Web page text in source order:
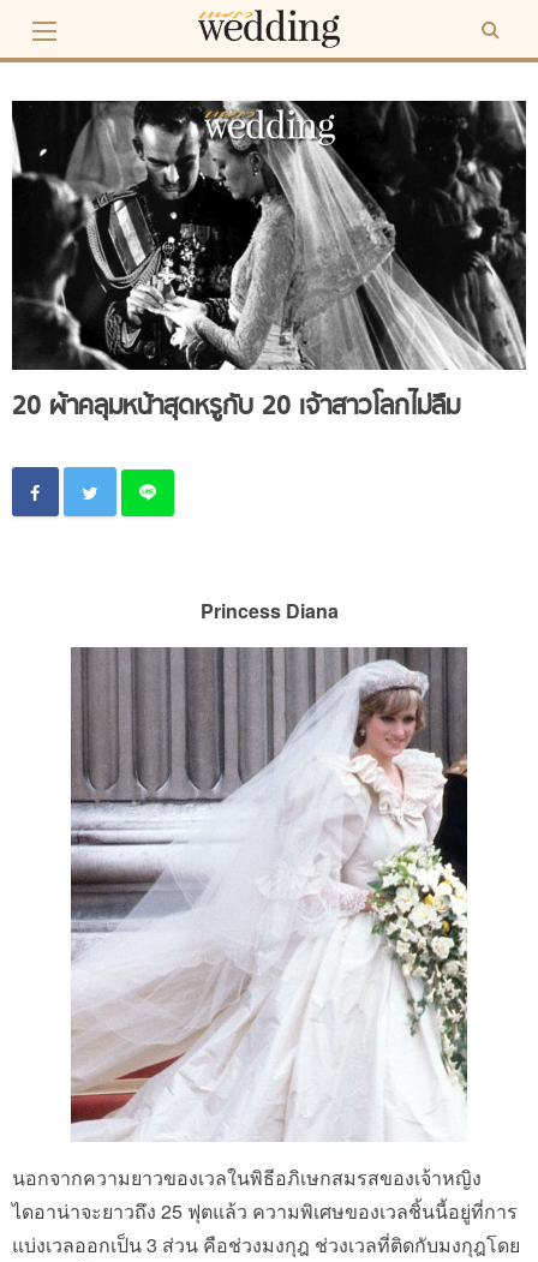
content
20 ผ้าคลุมหน้าสุดหรูกับ 20 เจ้าสาวโลกไม่ลืม
Princess Diana
นอกจากความยาวของเวลในพิธีอภิเษกสมรสของเจ้าหญิง
ไดอาน่าจะยาวถึง 25 ฟุตแล้ว ความพิเศษของเวลชิ้นนี้อยู่ที่การ
แบ่งเวลออกเป็น 3 ส่วน คือช่วงมงกุฎ ช่วงเวลที่ติดกับมงกุฎโดย